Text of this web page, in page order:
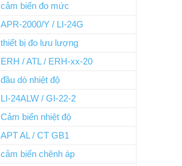
cảm biến đo mức
APR-2000/Y / LI-24G
thiết bị đo lưu lượng
ERH / ATL / ERH-xx-20
đầu dò nhiệt độ
LI-24ALW / GI-22-2
Cảm biến nhiệt độ
APT AL / CT GB1
cảm biến chênh áp